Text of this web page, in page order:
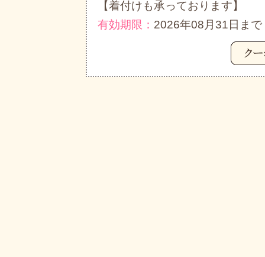
【着付けも承っております】
有効期限： 2026年08月31日まで